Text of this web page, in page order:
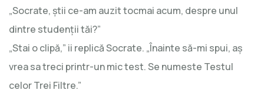
„Socrate, ştii ce-am auzit tocmai acum, despre unul
dintre studenţii tăi?”
„Stai o clipă,” ii replică Socrate. „Înainte să-mi spui, aş
vrea sa treci printr-un mic test. Se numeste Testul
celor Trei Filtre.”